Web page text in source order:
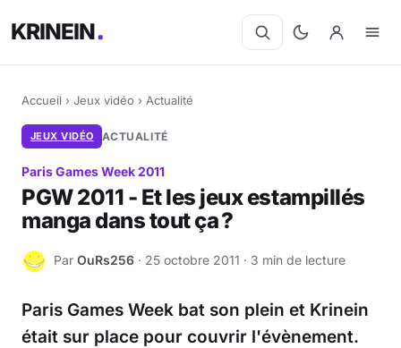
KRINEIN
Accueil › Jeux vidéo › Actualité
JEUX VIDÉO ACTUALITÉ
Paris Games Week 2011
PGW 2011 - Et les jeux estampillés
manga dans tout ça ?
O Par OuRs256 · 25 octobre 2011 · 3 min de lecture
Paris Games Week bat son plein et Krinein
était sur place pour couvrir l'évènement.